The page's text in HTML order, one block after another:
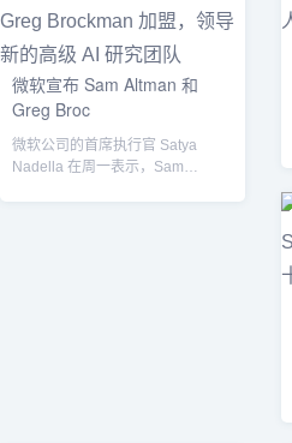
微软宣布 Sam Altman 和
Greg Broc
微软公司的首席执行官 Satya
Nadella 在周一表示，Sam